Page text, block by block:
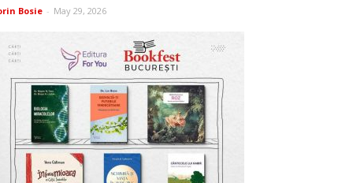
Bosie - May 29, 2026